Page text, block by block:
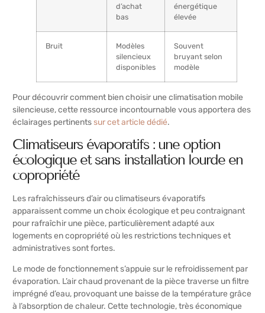
d’achat
bas
énergétique
élevée
Bruit
Modèles
silencieux
disponibles
Souvent
bruyant selon
modèle
Pour découvrir comment bien choisir une climatisation mobile
silencieuse, cette ressource incontournable vous apportera des
éclairages pertinentssur cet article dédié.
Climatiseurs évaporatifs : une option
écologique et sans installation lourde en
copropriété
Les rafraîchisseurs d’air ou climatiseurs évaporatifs
apparaissent comme un choix écologique et peu contraignant
pour rafraîchir une pièce, particulièrement adapté aux
logements en copropriété où les restrictions techniques et
administratives sont fortes.
Le mode de fonctionnement s’appuie sur le refroidissement par
évaporation. L’air chaud provenant de la pièce traverse un filtre
imprégné d’eau, provoquant une baisse de la température grâce
à l’absorption de chaleur. Cette technologie, très économique